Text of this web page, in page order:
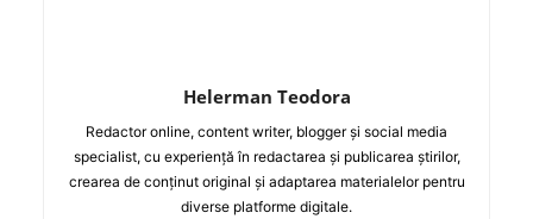
Helerman Teodora
Redactor online, content writer, blogger și social media
specialist, cu experiență în redactarea și publicarea știrilor,
crearea de conținut original și adaptarea materialelor pentru
diverse platforme digitale.